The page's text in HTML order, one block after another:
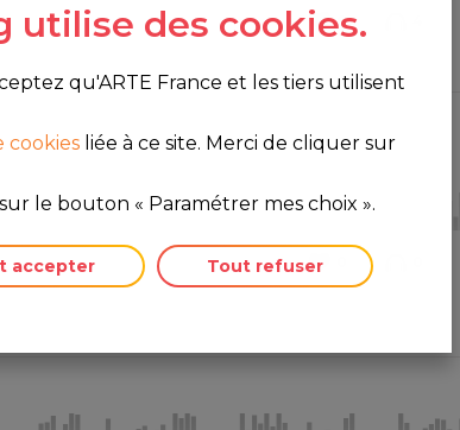
0
utilise des cookies.
qu'ARTE France et les tiers utilisent
cookies liée à ce site. Merci de cliquer sur
le bouton « Paramétrer mes choix ».
accepter Tout refuser